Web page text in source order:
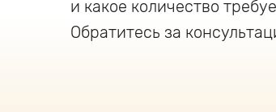
и какое количество
Обратитесь за